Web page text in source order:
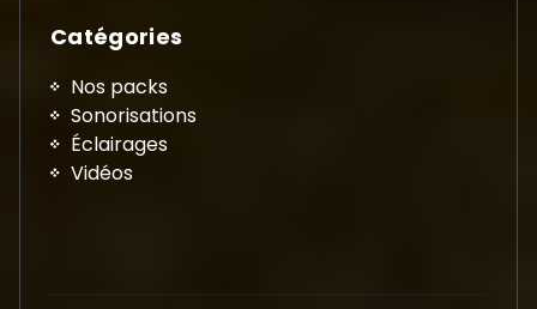
Catégories
Nos packs
Sonorisations
Éclairages
Vidéos